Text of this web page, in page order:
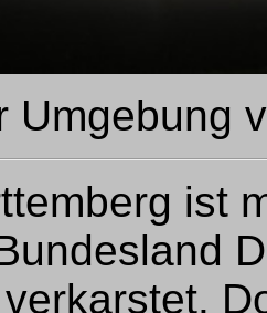
Umgebung
ist